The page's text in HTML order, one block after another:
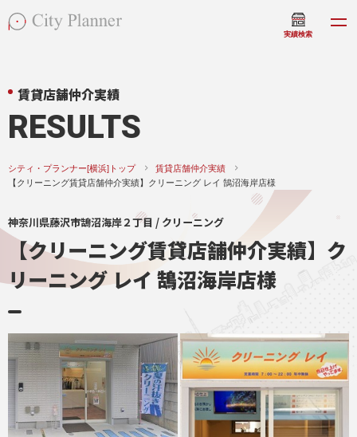
実績検索
賃貸店舗仲介実績
RESULTS
シティ・プランナー[横浜]トップ
賃貸店舗仲介実績
【クリーニング賃貸店舗仲介実績】クリーニング レイ 鵠沼海岸店様
神奈川県藤沢市鵠沼海岸２丁目 / クリーニング
【クリーニング賃貸店舗仲介実績】ク
リーニング レイ 鵠沼海岸店様